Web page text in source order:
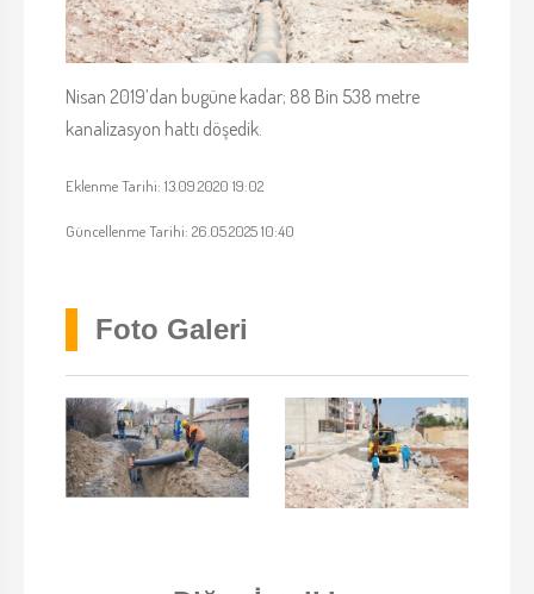
Nisan 2019’dan bugüne kadar; 88 Bin 538 metre
kanalizasyon hattı döşedik.
Eklenme Tarihi: 13.09.2020 19:02
Güncellenme Tarihi: 26.05.2025 10:40
Foto Galeri